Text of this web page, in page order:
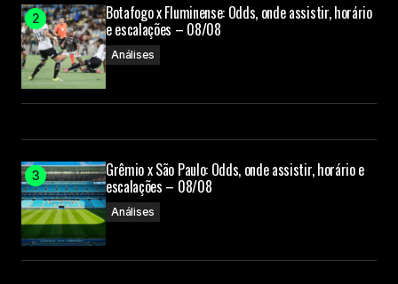
Botafogo x Fluminense: Odds, onde assistir, horário
e escalações – 08/08
Análises
Grêmio x São Paulo: Odds, onde assistir, horário e
escalações – 08/08
Análises